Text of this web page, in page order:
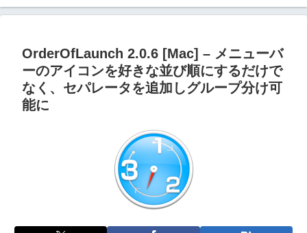
OrderOfLaunch 2.0.6 [Mac] – メニューバ
ーのアイコンを好きな並び順にするだけで
なく、セパレータを追加しグループ分け可
能に